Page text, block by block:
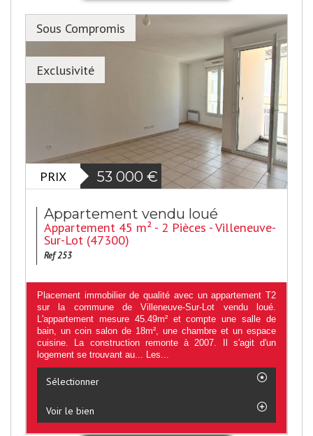
Sous Compromis
Exclusivité
PRIX 53 000 €
Appartement vendu loué
Appartement 45 m² - 2 Pièces - Villeneuve-
Sur-Lot (47300)
Ref 253
Placement immobilier de qualité avec un appartement T2
sur la commune de Villeneuve-Sur-Lot vendu loué.
L'appartement mesure 45.49m² et compte une salle de
bain, un coin salon de 18m², une chambre et un espace
cuisine. La construction remonte à 2007. Il s'agit d'un
logement se trouvant au... Les...
Sélectionner
Voir le bien